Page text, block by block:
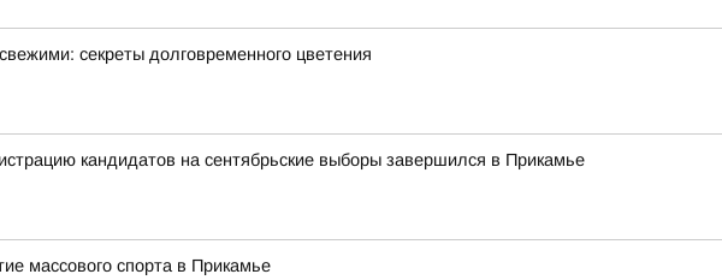
секреты долговременного цветения
кандидатов на сентябрьские выборы завершился в Прикамье
массового спорта в Прикамье